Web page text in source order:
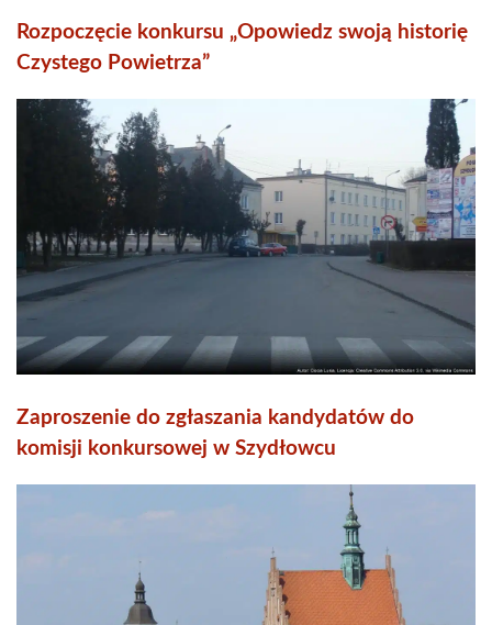
Rozpoczęcie konkursu „Opowiedz swoją historię
Czystego Powietrza”
Zaproszenie do zgłaszania kandydatów do
komisji konkursowej w Szydłowcu